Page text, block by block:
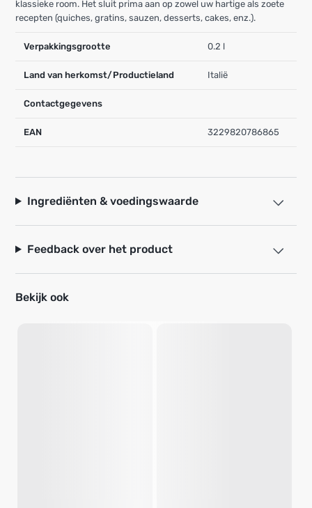
klassieke room. Het sluit prima aan op zowel uw hartige als zoete
recepten (quiches, gratins, sauzen, desserts, cakes, enz.).
Verpakkingsgrootte 0.2 l
Land van herkomst/Productieland Italië
Contactgegevens
EAN 3229820786865
Ingrediënten & voedingswaarde
Feedback over het product
Bekijk ook